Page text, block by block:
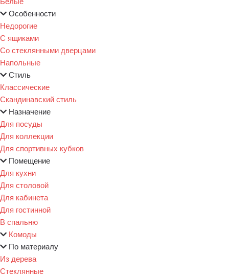
Особенности
Недорогие
С ящиками
Со стеклянными дверцами
Напольные
Стиль
Классические
Скандинавский стиль
Назначение
Для посуды
Для коллекции
Для спортивных кубков
Помещение
Для кухни
Для столовой
Для кабинета
Для гостинной
В спальню
Комоды
По материалу
Из дерева
Стеклянные